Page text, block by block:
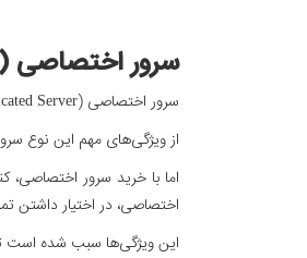
سرور اختصاصی (Dedicated Server)
سرور اختصاصی (Dedicated Server) یکی از خدمات مراکز داده است که امکان اجاره سرور فیزیکی به طور کامل را برای مشتریان فراهم می‌کند.
از ویژگی‌های مهم این نوع
اما با خرید سرور اختصاصی،
اختصاصی، در اختیار داشتن
این ویژگی‌ها سبب شده است